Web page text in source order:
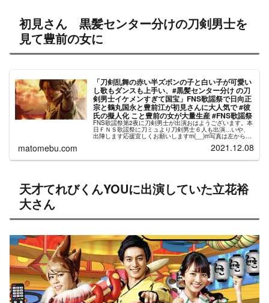
初見さん 黒髪センター分けの刀剣男士を
見て豊前の女に
「刀剣乱舞の赤い半ズボンの子と白い子が可愛い
し歌もダンスも上手い、#黒髪センター分け の刀
剣男士イケメンすぎて国宝」FNS歌謡祭で日向正
宗と鶴丸国永と豊前江が初見さんに大人気で #彼
氏の擬人化 こと豊前の女が大量生産 #FNS歌謡祭
FNS歌謡祭第2夜に刀剣男士が出演おはようございます。本
日ＦＮＳ歌謡祭に刀ミュより刀剣男士６人も出演…いや、
出陣します応援宜しくお願いしますm(__)m写真は左から、
糸川くん、岡宮くん、石橋くん。休憩時間に近くにいたの
matomebu.com 2021.12.08
天才てれびくんYOUに出演していた立花裕
大さん